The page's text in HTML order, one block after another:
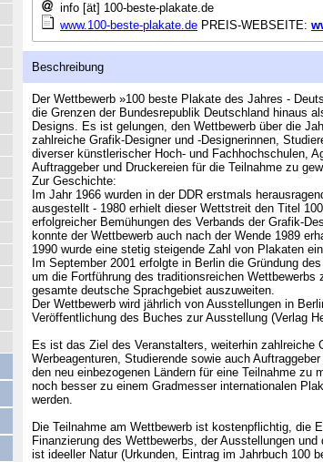
info [ät] 100-beste-plakate.de
www.100-beste-plakate.de PREIS-WEBSEITE:
Beschreibung
Der Wettbewerb »100 beste Plakate des Jahres -
die Grenzen der Bundesrepublik Deutschland hinaus
Designs. Es ist gelungen, den Wettbewerb über die
zahlreiche Grafik-Designer und -Designerinnen,
diverser künstlerischer Hoch- und Fachhochschulen,
Auftraggeber und Druckereien für die Teilnahme zu
Zur Geschichte:
Im Jahr 1966 wurden in der DDR erstmals
ausgestellt - 1980 erhielt dieser Wettstreit den Titel
erfolgreicher Bemühungen des Verbands der Grafik-
konnte der Wettbewerb auch nach der Wende 1989
1990 wurde eine stetig steigende Zahl von Plakaten
Im September 2001 erfolgte in Berlin die Gründung
um die Fortführung des traditionsreichen Wettbewerbs
gesamte deutsche Sprachgebiet auszuweiten.
Der Wettbewerb wird jährlich von Ausstellungen in
Veröffentlichung des Buches zur Ausstellung (Verlag
Es ist das Ziel des Veranstalters, weiterhin zahlreiche
Werbeagenturen, Studierende sowie auch
den neu einbezogenen Ländern für eine Teilnahme zu
noch besser zu einem Gradmesser internationalen
werden.
Die Teilnahme am Wettbewerb ist kostenpflichtig, die
Finanzierung des Wettbewerbs, der Ausstellungen
ist ideeller Natur (Urkunden, Eintrag im Jahrbuch 100